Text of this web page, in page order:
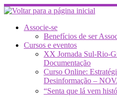
Skip
to
contentAssocie-se
Benefícios de ser
Cursos e eventos
XX Jornada Sul-Rio-
Documentação
Curso Online:
Desinformação –
“Senta que lá vem